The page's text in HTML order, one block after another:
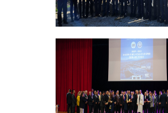
Vakıf Yönetim Kurulumuz
Kemah'da Bir Takım
+